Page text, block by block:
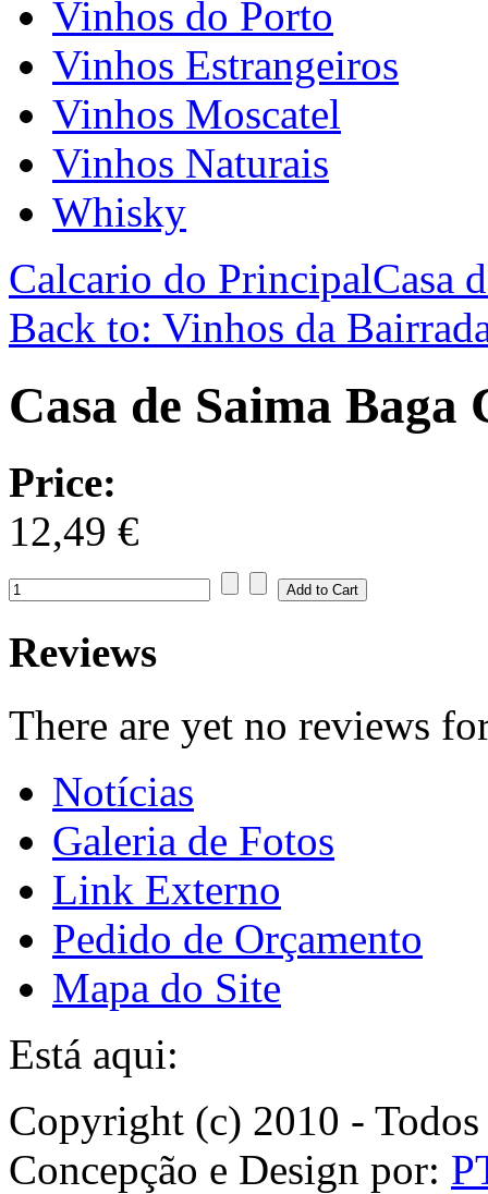
Vinhos do Porto
Vinhos Estrangeiros
Vinhos Moscatel
Vinhos Naturais
Whisky
Calcario do PrincipalCasa
Back to: Vinhos da
Casa de Saima Baga
Price:
12,49 €
Reviews
There are yet no reviews
Notícias
Galeria de Fotos
Link Externo
Pedido de Orçamento
Mapa do Site
Está aqui:
Copyright (c) 2010 -
Concepção e Design por: